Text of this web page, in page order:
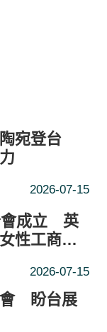
宛登台
2026-07-15
會成立 英
性工商交
2026-07-15
會 盼台展